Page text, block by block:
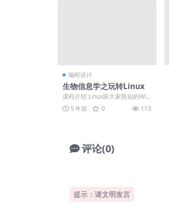
编程设计
生物信息学之玩转Linux
课程介绍 Linux跟大家熟知的Win
dows一样，是计算机常用的操作
系统之一。...
5 年前 0 113
评论(0)
提示：请文明发言